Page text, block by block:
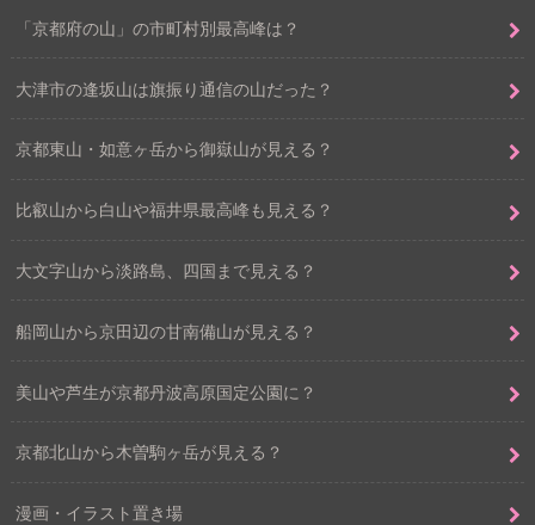
「京都府の山」の市町村別最高峰は？
大津市の逢坂山は旗振り通信の山だった？
京都東山・如意ヶ岳から御嶽山が見える？
比叡山から白山や福井県最高峰も見える？
大文字山から淡路島、四国まで見える？
船岡山から京田辺の甘南備山が見える？
美山や芦生が京都丹波高原国定公園に？
京都北山から木曽駒ヶ岳が見える？
漫画・イラスト置き場